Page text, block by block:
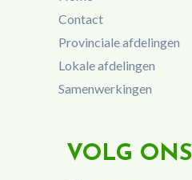
Contact
Provinciale afdelingen
Lokale afdelingen
Samenwerkingen
VOLG ONS